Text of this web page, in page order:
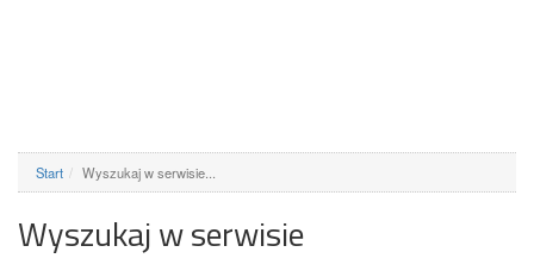
Start Wyszukaj w serwisie...
Wyszukaj w serwisie